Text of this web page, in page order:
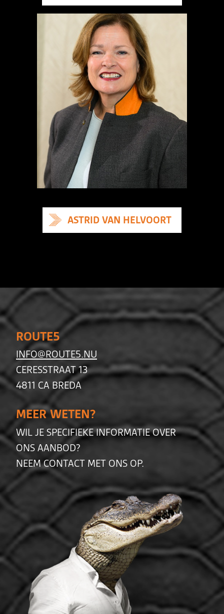
ASTRID VAN HELVOORT
ROUTE5
INFO@ROUTE5.NU
CERESSTRAAT 13
4811 CA BREDA
MEER WETEN?
WIL JE SPECIFIEKE INFORMATIE OVER
ONS AANBOD?
NEEM CONTACT MET ONS OP.